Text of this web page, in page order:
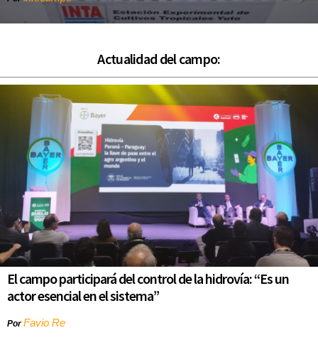
Actualidad del campo:
El campo participará del control de la hidrovía: “Es un
actor esencial en el sistema”
PorFavio Re